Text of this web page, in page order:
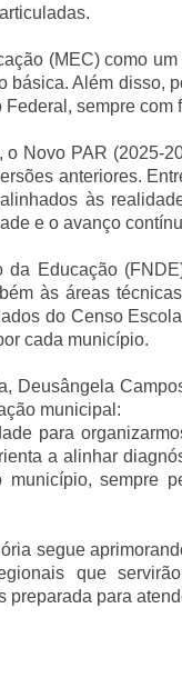
(MEC) como
básica. Além disso,
sempre
o Novo PAR (2025-
anteriores.
às
e o avanço
Educação
às áreas
do Censo
cada município.
Deusângela
municipal:
para
a alinhar
sempre
segue
que
para